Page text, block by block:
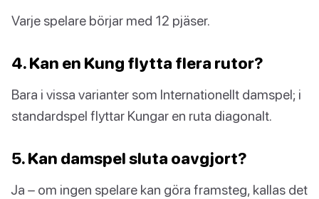
Varje spelare börjar med 12 pjäser.
4. Kan en Kung flytta flera rutor?
Bara i vissa varianter som Internationellt damspel; i
standardspel flyttar Kungar en ruta diagonalt.
5. Kan damspel sluta oavgjort?
Ja – om ingen spelare kan göra framsteg, kallas det